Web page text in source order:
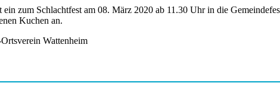
zum Schlachtfest am 08. März 2020 ab 11.30 Uhr in die
Kuchen an.
Wattenheim